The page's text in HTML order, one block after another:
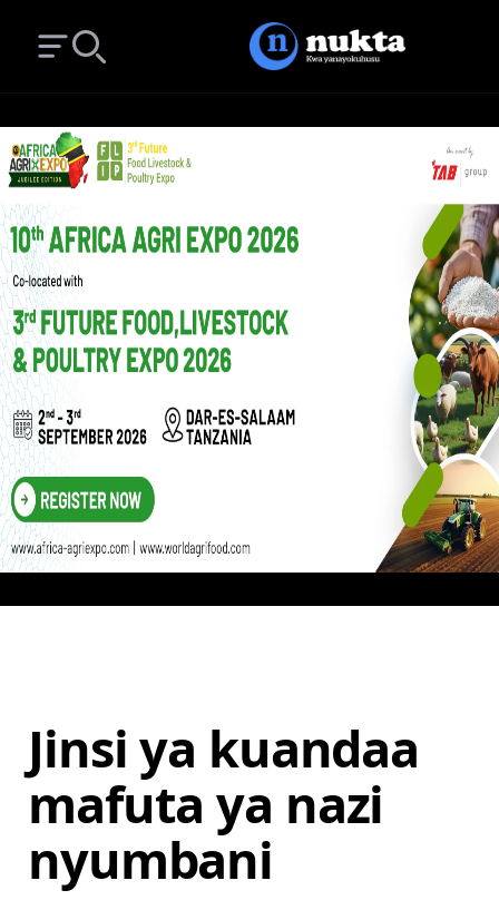
Open main menu
Jinsi ya kuandaa
mafuta ya nazi
nyumbani